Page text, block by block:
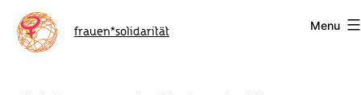
Skip
content
frauen*solidarität
Menu